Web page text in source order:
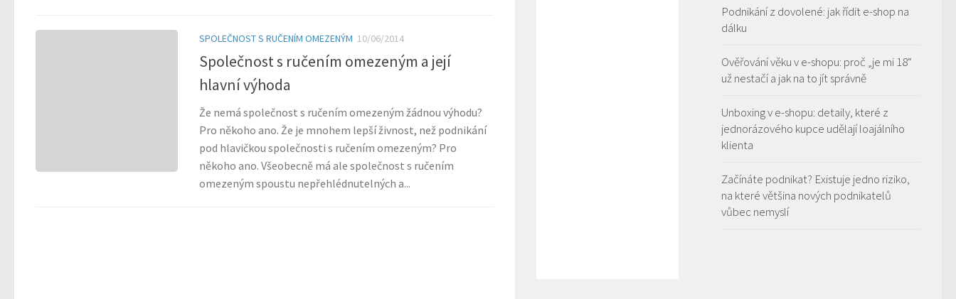
SPOLEČNOST S RUČENÍM OMEZENÝM 10/06/2014
Společnost s ručením omezeným a její
hlavní výhoda
Že nemá společnost s ručením omezeným žádnou výhodu?
Pro někoho ano. Že je mnohem lepší živnost, než podnikání
pod hlavičkou společnosti s ručením omezeným? Pro
někoho ano. Všeobecně má ale společnost s ručením
omezeným spoustu nepřehlédnutelných a...
Podnikání z dovolené: jak řídit e-shop na
dálku
Ověřování věku v e-shopu: proč „je mi 18“
už nestačí a jak na to jít správně
Unboxing v e-shopu: detaily, které z
jednorázového kupce udělají loajálního
klienta
Začínáte podnikat? Existuje jedno riziko,
na které většina nových podnikatelů
vůbec nemyslí